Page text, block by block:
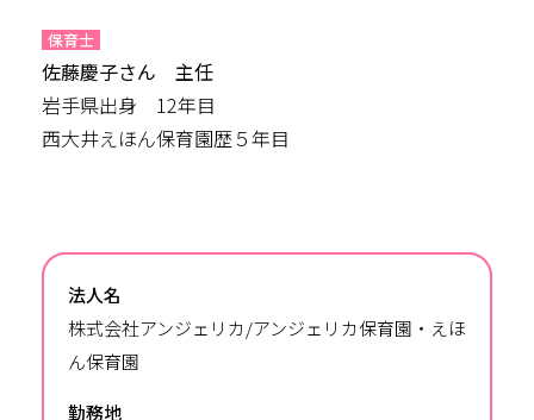
保育士
佐藤慶子さん 主任
岩手県出身 12年目
西大井えほん保育園歴５年目
法人名
株式会社アンジェリカ/アンジェリカ保育園・えほ
ん保育園
勤務地